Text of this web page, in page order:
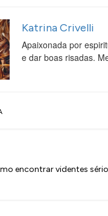
Katrina Crivelli
Apaixonada por
e dar boas risadas.
encontrar videntes